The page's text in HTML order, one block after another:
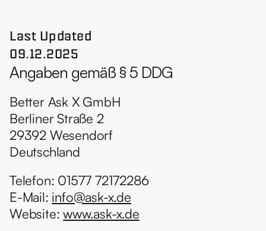
Last Updated
09.12.2025
Angaben gemäß § 5 DDG
Better Ask X GmbH
Berliner Straße 2
29392 Wesendorf
Deutschland
Telefon: 01577 72172286
E-Mail: info@ask-x.de
Website: www.ask-x.de